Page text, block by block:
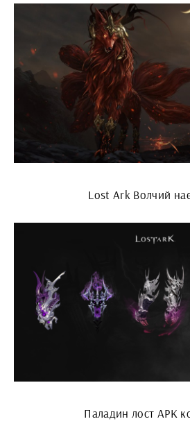
Lost Ark Волчий
Паладин лост АРК